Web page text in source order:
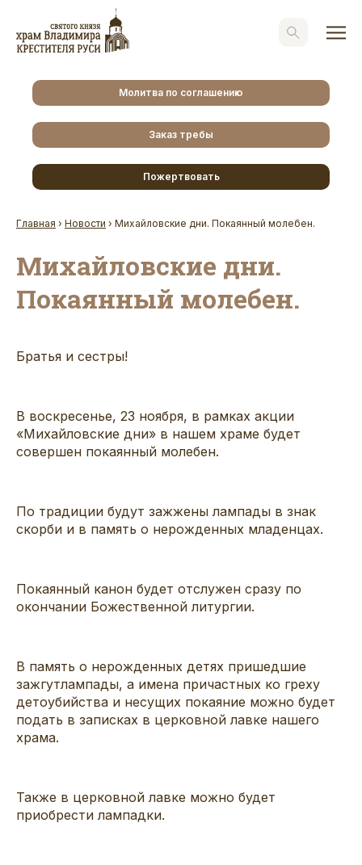
Молитва по соглашению
Заказ требы
Пожертвовать
Главная › Новости › Михайловские дни. Покаянный молебен.
Михайловские дни.
Покаянный молебен.
Братья и сестры!
В воскресенье, 23 ноября, в рамках акции
«Михайловские дни» в нашем храме будет
совершен покаянный молебен.
По традиции будут зажжены лампады в знак
скорби и в память о нерожденных младенцах.
Покаянный канон будет отслужен сразу по
окончании Божественной литургии.
В память о нерожденных детях пришедшие
зажгутлампады, а имена причастных ко греху
детоубийства и несущих покаяние можно будет
подать в записках в церковной лавке нашего
храма.
Также в церковной лавке можно будет
приобрести лампадки.